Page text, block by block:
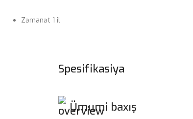
Zəmanət 1 il
Spesifikasiya
Ümumi baxış